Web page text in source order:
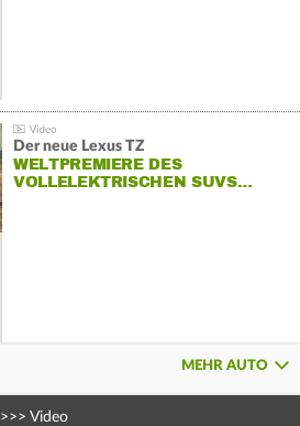
Der neue Lexus TZ
WELTPREMIERE DES
VOLLELEKTRISCHEN SUVS…
MEHR AUTO
>>> Video